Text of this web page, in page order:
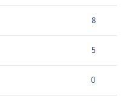
8
5
0